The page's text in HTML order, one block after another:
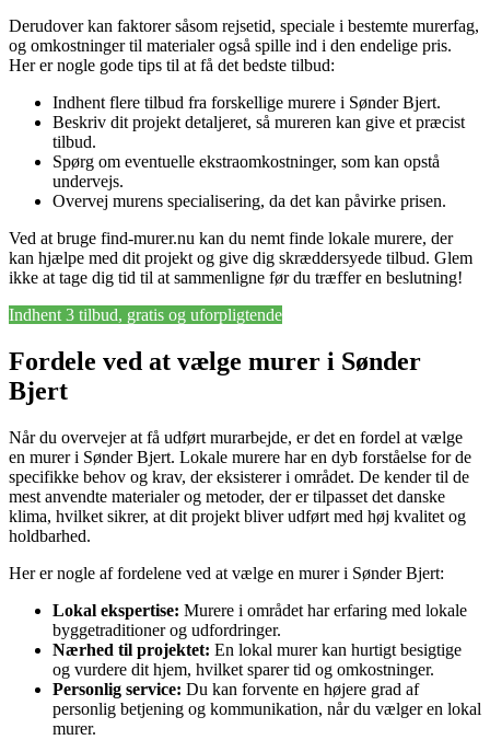
Derudover kan faktorer såsom rejsetid, speciale i bestemte murerfag,
og omkostninger til materialer også spille ind i den endelige pris.
Her er nogle gode tips til at få det bedste tilbud:
Indhent flere tilbud fra forskellige murere i Sønder Bjert.
Beskriv dit projekt detaljeret, så mureren kan give et præcist
tilbud.
Spørg om eventuelle ekstraomkostninger, som kan opstå
undervejs.
Overvej murens specialisering, da det kan påvirke prisen.
Ved at bruge find-murer.nu kan du nemt finde lokale murere, der
kan hjælpe med dit projekt og give dig skræddersyede tilbud. Glem
ikke at tage dig tid til at sammenligne før du træffer en beslutning!
Indhent 3 tilbud, gratis og uforpligtende
Fordele ved at vælge murer i Sønder
Bjert
Når du overvejer at få udført murarbejde, er det en fordel at vælge
en murer i Sønder Bjert. Lokale murere har en dyb forståelse for de
specifikke behov og krav, der eksisterer i området. De kender til de
mest anvendte materialer og metoder, der er tilpasset det danske
klima, hvilket sikrer, at dit projekt bliver udført med høj kvalitet og
holdbarhed.
Her er nogle af fordelene ved at vælge en murer i Sønder Bjert:
Lokal ekspertise: Murere i området har erfaring med lokale
byggetraditioner og udfordringer.
Nærhed til projektet: En lokal murer kan hurtigt besigtige
og vurdere dit hjem, hvilket sparer tid og omkostninger.
Personlig service: Du kan forvente en højere grad af
personlig betjening og kommunikation, når du vælger en lokal
murer.